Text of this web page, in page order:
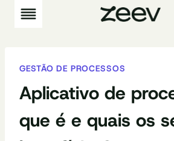
Pular
para
GESTÃO DE PROCESSOS
Aplicativo de
que é e quais os